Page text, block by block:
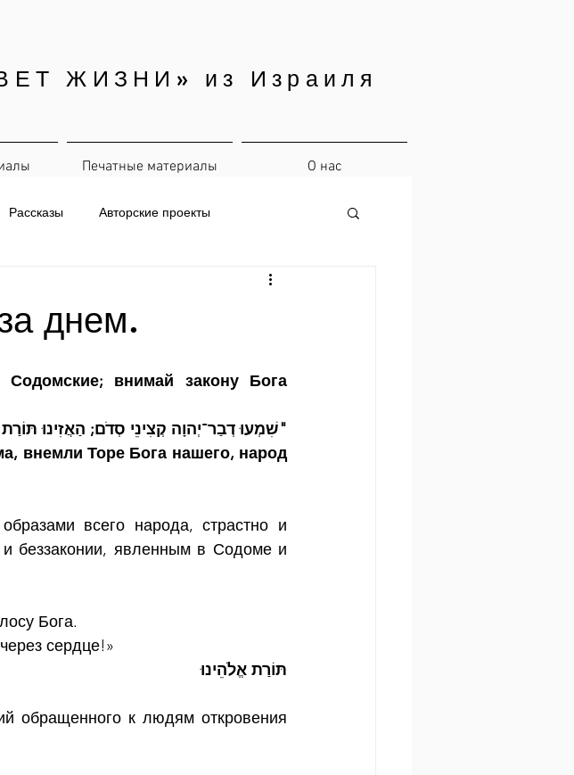
ЖИЗНИ» из Израиля
Печатные материалы О нас
Рассказы Авторские проекты
днем.
внимай закону Бога
"שִׁמְעוּ דְבַר־יְהוָה קְצִינֵי סְדֹם; הַאֲזִינוּ
внемли Торе Бога нашего, народ
всего народа, страстно и
беззаконии, явленным в Содоме и
Бога.
сердце!»
תּוֹרַת אֱלֹהֵינוּ
обращенного к людям откровения